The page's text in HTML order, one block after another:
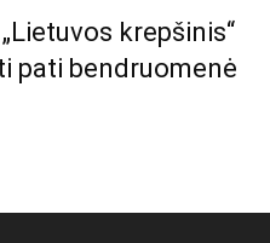
krepšinis“
pati bendruomenė